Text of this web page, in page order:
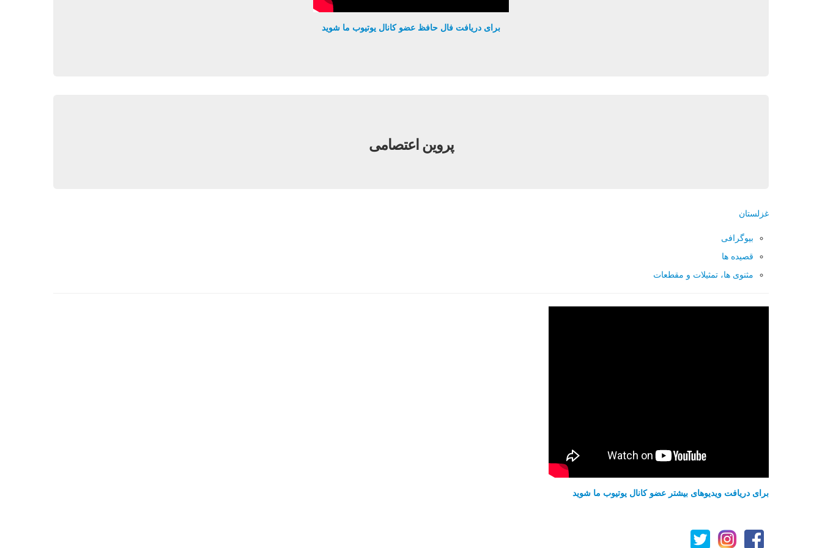
برای دریافت فال حافظ عضو کانال یوتیوب ما شوید
پروین اعتصامی
غزلستان
بیوگرافی
قصیده ها
مثنوی ها، تمثیلات و مقطعات
برای دریافت ویدیوهای بیشتر عضو کانال یوتیوب ما شوید